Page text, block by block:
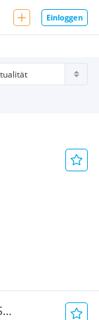
Einloggen